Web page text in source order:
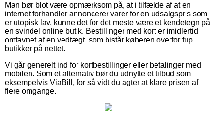
Man bør blot være opmærksom på, at i tilfælde af at en
internet forhandler annoncerer varer for en udsalgspris som
er utopisk lav, kunne det for det meste være et kendetegn på
en svindel online butik. Bestillinger med kort er imidlertid
omfavnet af en vedtægt, som bistår køberen overfor fup
butikker på nettet.
Vi går generelt ind for kortbestillinger eller betalinger med
mobilen. Som et alternativ bør du udnytte et tilbud som
eksempelvis ViaBill, for så vidt du agter at klare prisen af
flere omgange.